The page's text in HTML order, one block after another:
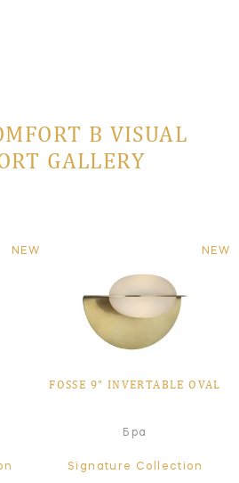
В VISUAL
GALLERY
NEW NEW
FOSSE 9" INVERTABLE OVAL
Бра
Signature Collection